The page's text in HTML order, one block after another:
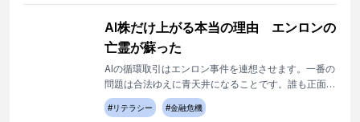
AI株だけ上がる本当の理由 エンロンの
亡霊が蘇った
AIの循環取引はエンロン事件を連想させます。一番の
問題は合法ゆえに青天井になることです。誰も正面か
ら語らないエンロンの会計操作のDNA・遺伝子がAIに
受け継がれたことを解説します。
#リテラシー #金融危機